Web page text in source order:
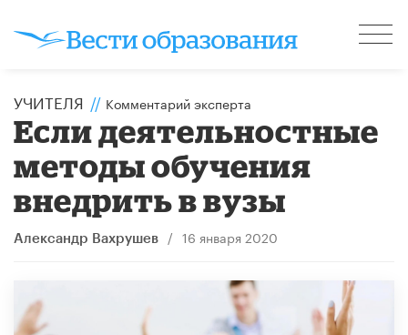
УЧИТЕЛЯ // Комментарий эксперта
Если деятельностные
методы обучения
внедрить в вузы
Александр Вахрушев / 16 января 2020